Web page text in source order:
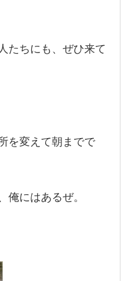
たちにも、ぜひ来て
を変えて朝までで
俺にはあるぜ。